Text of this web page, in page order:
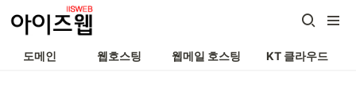
도메인 웹호스팅 웹메일 호스팅 KT 클라우드